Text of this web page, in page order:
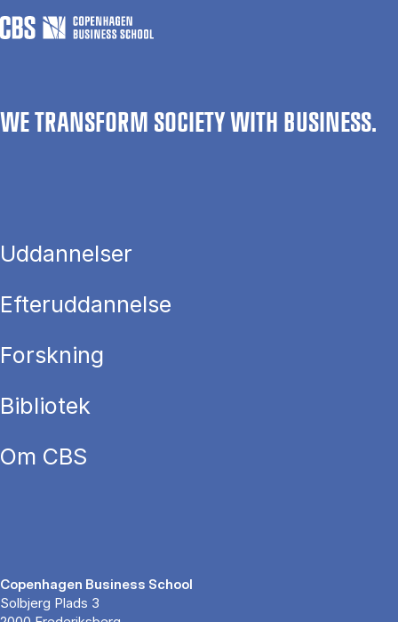
WE TRANSFORM SOCIETY WITH BUSINESS.
Uddannelser
Efteruddannelse
Forskning
Bibliotek
Om CBS
Copenhagen Business School
Solbjerg Plads 3